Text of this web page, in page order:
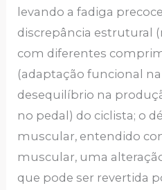
levando a fadiga
discrepância estrutural
com diferentes
(adaptação funcional
desequilíbrio na
no pedal) do ciclista; o
muscular, entendido
muscular, uma
que pode ser revertida